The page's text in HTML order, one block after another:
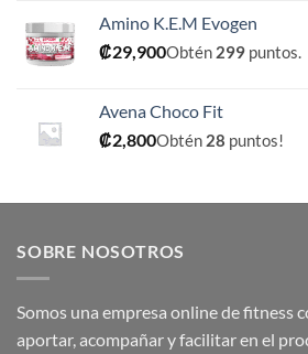
Amino K.E.M Evogen
₡29,900Obtén 299 puntos.
Avena Choco Fit
₡2,800Obtén 28 puntos!
SOBRE NOSOTROS
Somos una empresa online de fitness
aportar, acompañar y facilitar en el